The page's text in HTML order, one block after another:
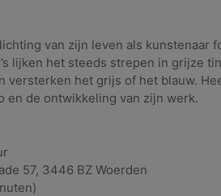
van zijn leven als kunstenaar
lijken het steeds strepen in grijze
het grijs of het blauw.
en de ontwikkeling van zijn werk.
57, 3446 BZ Woerden